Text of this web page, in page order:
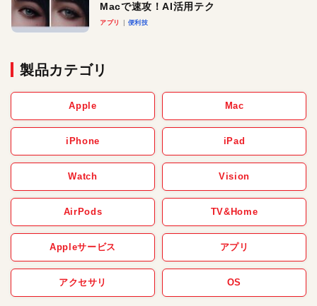
Macで速攻！AI活用テク
アプリ 便利技
製品カテゴリ
Apple Mac
iPhone iPad
Watch Vision
AirPods TV&Home
Appleサービス アプリ
アクセサリ OS